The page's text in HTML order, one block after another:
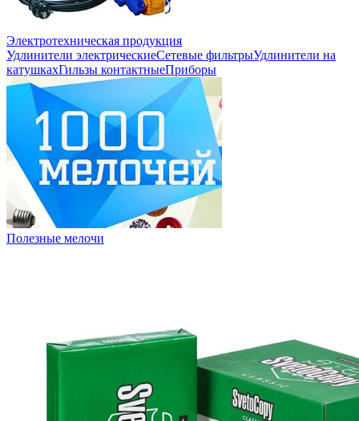
Электротехническая продукция
Удлинители электрическиеСетевые фильтрыУдлинители на
катушкахГильзы контактныеПриборы
Полезные мелочи